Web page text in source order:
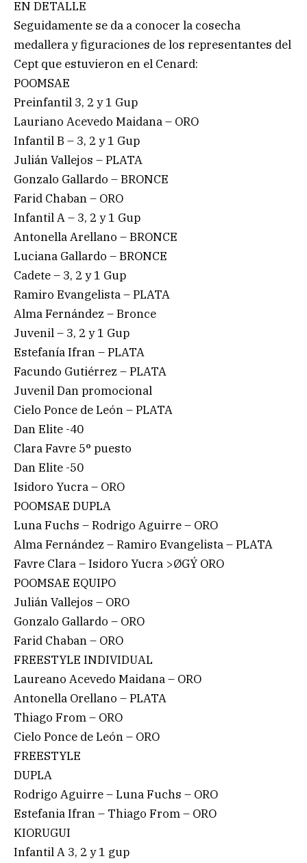
EN DETALLE
Seguidamente se da a conocer la cosecha
medallera y figuraciones de los representantes del
Cept que estuvieron en el Cenard:
POOMSAE
Preinfantil 3, 2 y 1 Gup
Lauriano Acevedo Maidana – ORO
Infantil B – 3, 2 y 1 Gup
Julián Vallejos – PLATA
Gonzalo Gallardo – BRONCE
Farid Chaban – ORO
Infantil A – 3, 2 y 1 Gup
Antonella Arellano – BRONCE
Luciana Gallardo – BRONCE
Cadete – 3, 2 y 1 Gup
Ramiro Evangelista – PLATA
Alma Fernández – Bronce
Juvenil – 3, 2 y 1 Gup
Estefanía Ifran – PLATA
Facundo Gutiérrez – PLATA
Juvenil Dan promocional
Cielo Ponce de León – PLATA
Dan Elite -40
Clara Favre 5° puesto
Dan Elite -50
Isidoro Yucra – ORO
POOMSAE DUPLA
Luna Fuchs – Rodrigo Aguirre – ORO
Alma Fernández – Ramiro Evangelista – PLATA
Favre Clara – Isidoro Yucra >ØGÝ ORO
POOMSAE EQUIPO
Julián Vallejos – ORO
Gonzalo Gallardo – ORO
Farid Chaban – ORO
FREESTYLE INDIVIDUAL
Laureano Acevedo Maidana – ORO
Antonella Orellano – PLATA
Thiago From – ORO
Cielo Ponce de León – ORO
FREESTYLE
DUPLA
Rodrigo Aguirre – Luna Fuchs – ORO
Estefania Ifran – Thiago From – ORO
KIORUGUI
Infantil A 3, 2 y 1 gup